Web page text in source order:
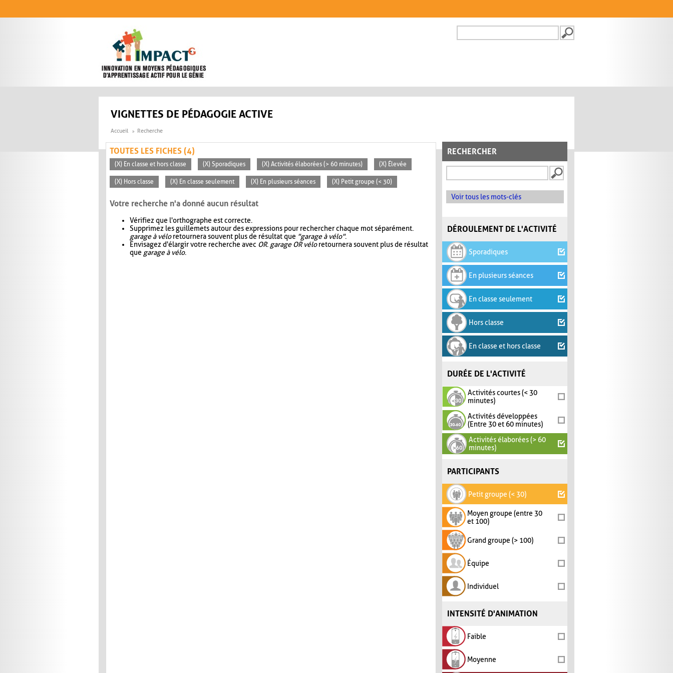
FORMULAIRE DE
VIGNETTES DE PÉDAGOGIE ACTIVE
Accueil Recherche
RECHERCHER
Voir tous les mots-clés
DÉROULEMENT DE L'ACTIVITÉ
Sporadiques
En plusieurs séances
En classe seulement
Hors classe
En classe et hors classe
DURÉE DE L'ACTIVITÉ
Activités courtes (< 30
minutes)
Activités développées
(Entre 30 et 60 minutes)
Activités élaborées (> 60
minutes)
PARTICIPANTS
Petit groupe (< 30)
Moyen groupe (entre 30
et 100)
Grand groupe (> 100)
Équipe
Individuel
INTENSITÉ D'ANIMATION
Faible
Moyenne
TOUTES LES FICHES (4)
(X) En classe et hors classe (X) Sporadiques (X) Activités élaborées (> 60 minutes) (X) Élevée
(X) Hors classe (X) En classe seulement (X) En plusieurs séances (X) Petit groupe (< 30)
Votre recherche n'a donné aucun résultat
Vérifiez que l'orthographe est correcte.
Supprimez les guillemets autour des expressions pour rechercher chaque mot séparément.
garage à véloretournera souvent plus de résultat que "garage à vélo".
Envisagez d'élargir votre recherche avec OR. garage OR véloretournera souvent plus de résultat
que garage à vélo.